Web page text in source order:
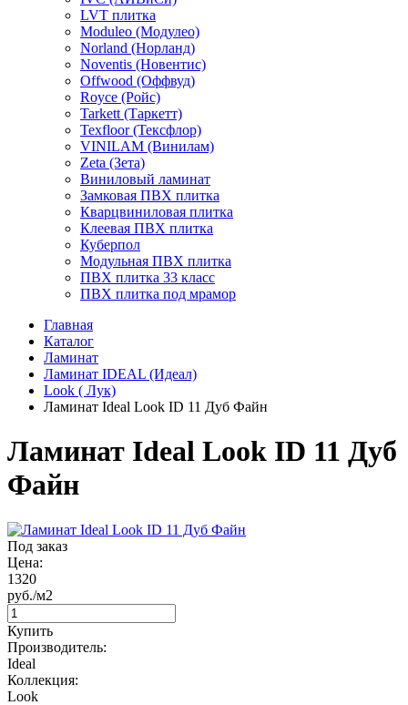
LVT плитка
Moduleo (Модулео)
Norland (Норланд)
Noventis (Новентис)
Offwood (Оффвуд)
Royce (Ройс)
Tarkett (Таркетт)
Texfloor (Тексфлор)
VINILAM (Винилам)
Zeta (Зета)
Виниловый ламинат
Замковая ПВХ плитка
Кварцвиниловая плитка
Клеевая ПВХ плитка
Куберпол
Модульная ПВХ плитка
ПВХ плитка 33 класс
ПВХ плитка под мрамор
Главная
Каталог
Ламинат
Ламинат IDEAL (Идеал)
Look ( Лук)
Ламинат Ideal Look ID 11 Дуб Файн
Ламинат Ideal Look ID 11 Дуб
Файн
Под заказ
Цена:
1320
руб./м2
Купить
Производитель:
Ideal
Коллекция:
Look